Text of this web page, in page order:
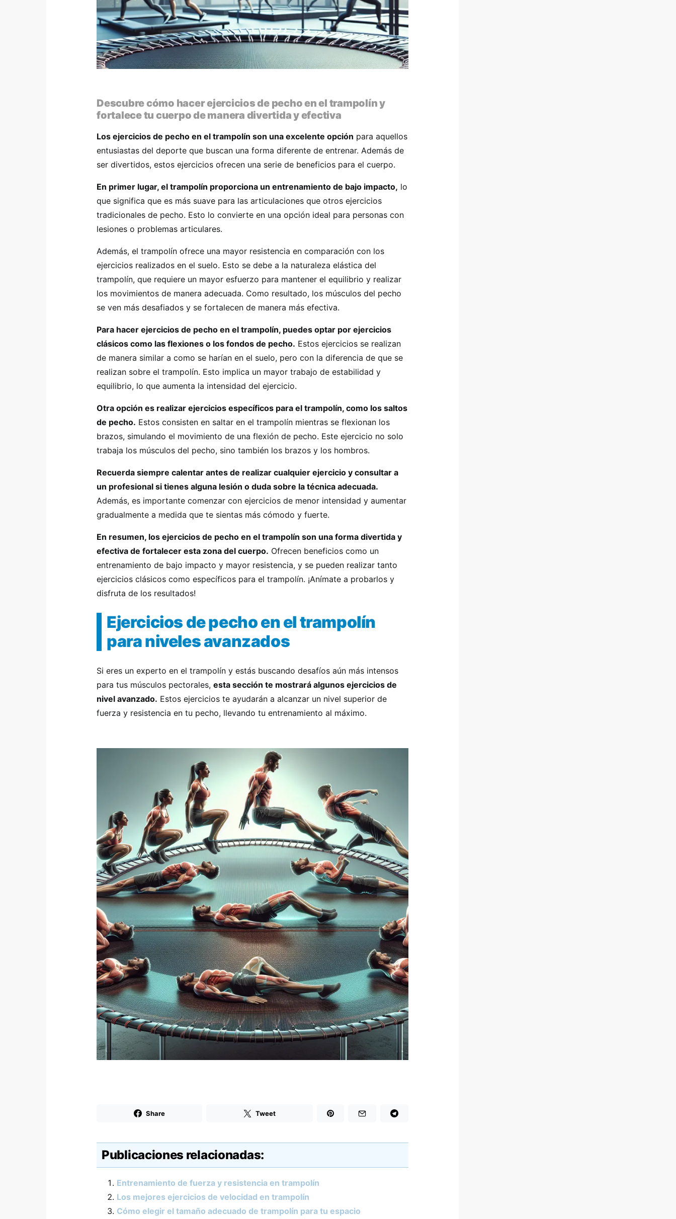
Descubre cómo hacer ejercicios de pecho en el trampolín y
fortalece tu cuerpo de manera divertida y efectiva
Los ejercicios de pecho en el trampolín son una excelente opción para aquellos
entusiastas del deporte que buscan una forma diferente de entrenar. Además de
ser divertidos, estos ejercicios ofrecen una serie de beneficios para el cuerpo.
En primer lugar, el trampolín proporciona un entrenamiento de bajo impacto, lo
que significa que es más suave para las articulaciones que otros ejercicios
tradicionales de pecho. Esto lo convierte en una opción ideal para personas con
lesiones o problemas articulares.
Además, el trampolín ofrece una mayor resistencia en comparación con los
ejercicios realizados en el suelo. Esto se debe a la naturaleza elástica del
trampolín, que requiere un mayor esfuerzo para mantener el equilibrio y realizar
los movimientos de manera adecuada. Como resultado, los músculos del pecho
se ven más desafiados y se fortalecen de manera más efectiva.
Para hacer ejercicios de pecho en el trampolín, puedes optar por ejercicios
clásicos como las flexiones o los fondos de pecho. Estos ejercicios se realizan
de manera similar a como se harían en el suelo, pero con la diferencia de que se
realizan sobre el trampolín. Esto implica un mayor trabajo de estabilidad y
equilibrio, lo que aumenta la intensidad del ejercicio.
Otra opción es realizar ejercicios específicos para el trampolín, como los saltos
de pecho. Estos consisten en saltar en el trampolín mientras se flexionan los
brazos, simulando el movimiento de una flexión de pecho. Este ejercicio no solo
trabaja los músculos del pecho, sino también los brazos y los hombros.
Recuerda siempre calentar antes de realizar cualquier ejercicio y consultar a
un profesional si tienes alguna lesión o duda sobre la técnica adecuada.
Además, es importante comenzar con ejercicios de menor intensidad y aumentar
gradualmente a medida que te sientas más cómodo y fuerte.
En resumen, los ejercicios de pecho en el trampolín son una forma divertida y
efectiva de fortalecer esta zona del cuerpo. Ofrecen beneficios como un
entrenamiento de bajo impacto y mayor resistencia, y se pueden realizar tanto
ejercicios clásicos como específicos para el trampolín. ¡Anímate a probarlos y
disfruta de los resultados!
Ejercicios de pecho en el trampolín
para niveles avanzados
Si eres un experto en el trampolín y estás buscando desafíos aún más intensos
para tus músculos pectorales, esta sección te mostrará algunos ejercicios de
nivel avanzado. Estos ejercicios te ayudarán a alcanzar un nivel superior de
fuerza y resistencia en tu pecho, llevando tu entrenamiento al máximo.
Share Tweet
Publicaciones relacionadas:
Entrenamiento de fuerza y resistencia en trampolín
Los mejores ejercicios de velocidad en trampolín
Cómo elegir el tamaño adecuado de trampolín para tu espacio